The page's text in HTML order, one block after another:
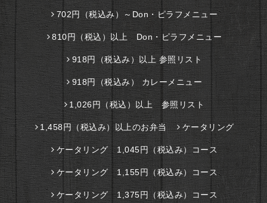
702円（税込み）～Don・ピラフメニュー
810円（税込）以上 Don・ピラフメニュー
918円（税込み）以上 参照リスト
918円（税込み） カレーメニュー
1,026円（税込）以上 参照リスト
1,458円（税込み）以上のお弁当 ケータリング
ケータリング 1,045円（税込み）コース
ケータリング 1,155円（税込み）コース
ケータリング 1,375円（税込み）コース